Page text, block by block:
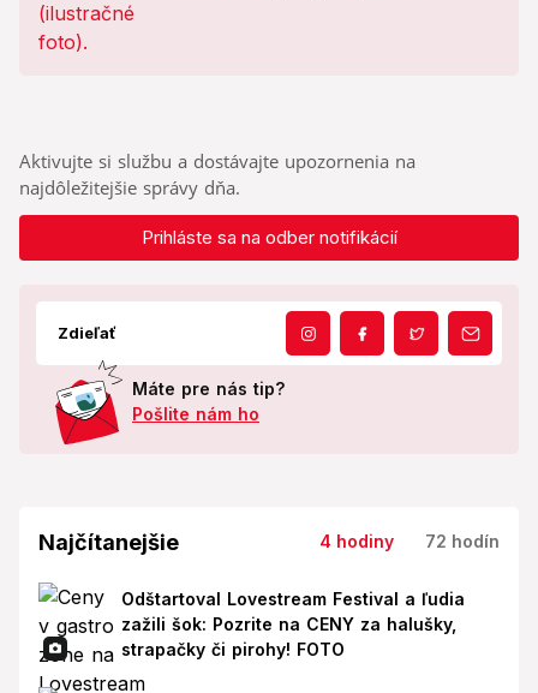
Aktivujte si službu a dostávajte upozornenia na
najdôležitejšie správy dňa.
Prihláste sa na odber notifikácií
Zdieľať
Máte pre nás tip?
Pošlite nám ho
Najčítanejšie 4 hodiny 72 hodín
Odštartoval Lovestream Festival a ľudia
zažili šok: Pozrite na CENY za halušky,
strapačky či pirohy! FOTO